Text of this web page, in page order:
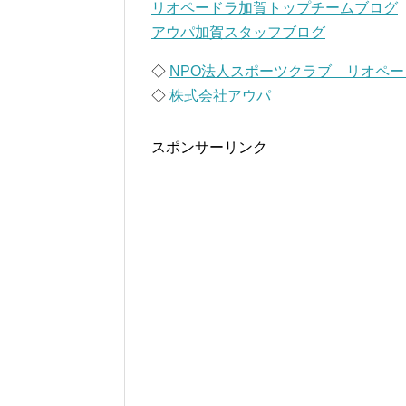
リオペードラ加賀トップチームブログ
アウパ加賀スタッフブログ
◇ NPO法人スポーツクラブ リオペー
◇ 株式会社アウパ
スポンサーリンク